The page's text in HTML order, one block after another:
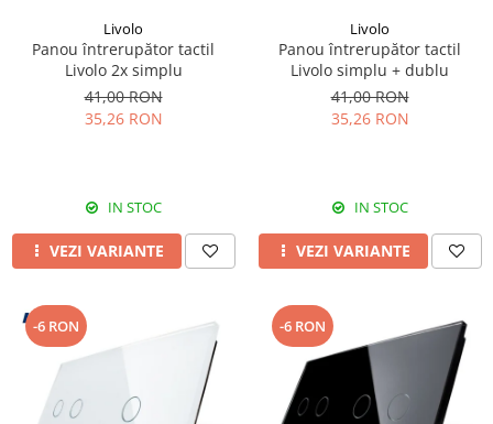
Livolo
Panou întrerupător tactil
Livolo 2x simplu
41,00 RON
35,26 RON
IN STOC
VEZI VARIANTE
Livolo
Panou întrerupător tactil
Livolo simplu + dublu
41,00 RON
35,26 RON
IN STOC
VEZI VARIANTE
-6 RON -6 RON